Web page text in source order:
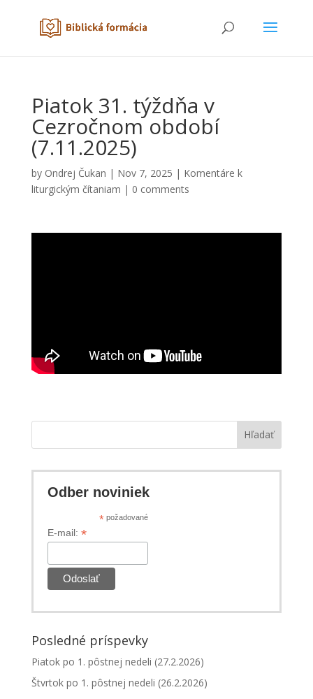
Piatok 31. týždňa v
Cezročnom období
(7.11.2025)
by Ondrej Čukan | Nov 7, 2025 | Komentáre k
liturgickým čítaniam | 0 comments
Hľadať
Odber noviniek
*požadované
E-mail: *
Posledné príspevky
Piatok po 1. pôstnej nedeli (27.2.2026)
Štvrtok po 1. pôstnej nedeli (26.2.2026)